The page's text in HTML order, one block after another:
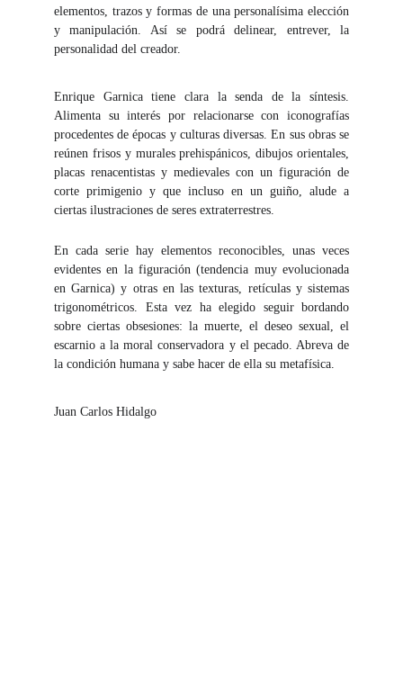
elementos, trazos y formas de una personalísima elección
y manipulación. Así se podrá delinear, entrever, la
personalidad del creador.
Enrique Garnica tiene clara la senda de la síntesis.
Alimenta su interés por relacionarse con iconografías
procedentes de épocas y culturas diversas. En sus obras se
reúnen frisos y murales prehispánicos, dibujos orientales,
placas renacentistas y medievales con un figuración de
corte primigenio y que incluso en un guiño, alude a
ciertas ilustraciones de seres extraterrestres.
En cada serie hay elementos reconocibles, unas veces
evidentes en la figuración (tendencia muy evolucionada
en Garnica) y otras en las texturas, retículas y sistemas
trigonométricos. Esta vez ha elegido seguir bordando
sobre ciertas obsesiones: la muerte, el deseo sexual, el
escarnio a la moral conservadora y el pecado. Abreva de
la condición humana y sabe hacer de ella su metafísica.
Juan Carlos Hidalgo